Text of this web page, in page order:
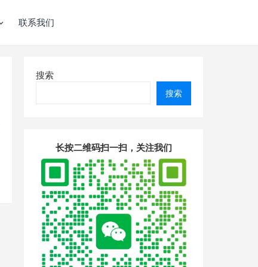
联系我们
搜索
搜索
长按二维码扫一扫，关注我们